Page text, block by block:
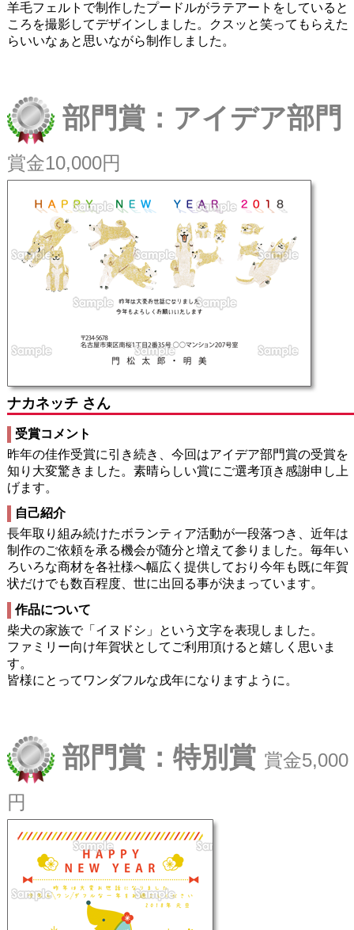
羊毛フェルトで制作したプードルがラテアートをしていると
ころを撮影してデザインしました。クスッと笑ってもらえた
らいいなぁと思いながら制作しました。
部門賞：アイデア部門
賞金10,000円
ナカネッチ さん
受賞コメント
昨年の佳作受賞に引き続き、今回はアイデア部門賞の受賞を
知り大変驚きました。素晴らしい賞にご選考頂き感謝申し上
げます。
自己紹介
長年取り組み続けたボランティア活動が一段落つき、近年は
制作のご依頼を承る機会が随分と増えて参りました。毎年い
ろいろな商材を各社様へ幅広く提供しており今年も既に年賀
状だけでも数百程度、世に出回る事が決まっています。
作品について
柴犬の家族で「イヌドシ」という文字を表現しました。
ファミリー向け年賀状としてご利用頂けると嬉しく思いま
す。
皆様にとってワンダフルな戌年になりますように。
部門賞：特別賞 賞金5,000
円